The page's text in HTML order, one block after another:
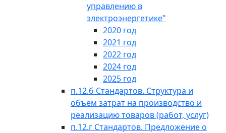
управлению в
электроэнергетике"
2020 год
2021 год
2022 год
2024 год
2025 год
п.12.б Стандартов. Структура и
объем затрат на производство и
реализацию товаров (работ, услуг)
п.12.г Стандартов. Предложение о